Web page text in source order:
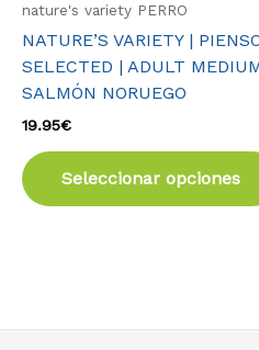
nature's variety PERRO
NATURE’S VARIETY |
SELECTED | ADULT
SALMÓN NORUEGO
19.95€
Seleccionar opciones